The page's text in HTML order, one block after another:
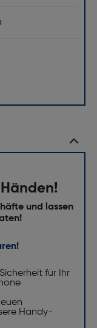
und lassen
für Ihr
Handy-